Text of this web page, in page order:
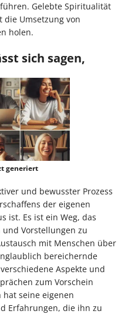
Gelebte Spiritualität
Umsetzung von
holen.
sich sagen,
generiert
und bewusster Prozess
der eigenen
ist. Es ist ein Weg, das
und Vorstellungen zu
mit Menschen über
bereichernde
Aspekte und
zum Vorschein
hat seine eigenen
Erfahrungen, die ihn zu